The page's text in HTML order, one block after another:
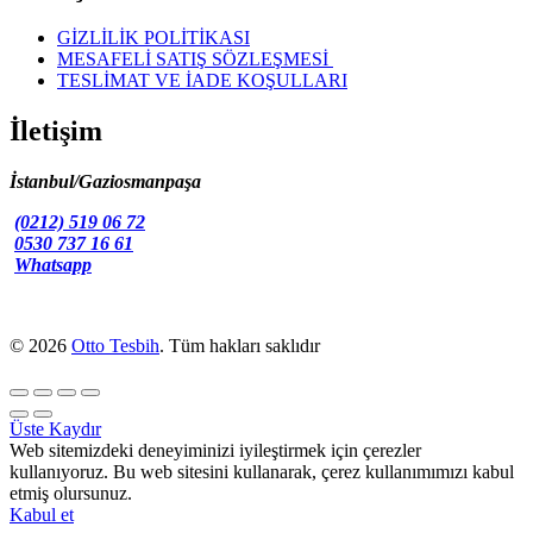
GİZLİLİK POLİTİKASI
MESAFELİ SATIŞ SÖZLEŞMESİ
TESLİMAT VE İADE KOŞULLARI
İletişim
İstanbul/Gaziosmanpaşa
(0212) 519 06 72
0530 737 16 61
Whatsapp
© 2026 Otto Tesbih. Tüm hakları saklıdır
Üste Kaydır
Web sitemizdeki deneyiminizi iyileştirmek için çerezler
kullanıyoruz. Bu web sitesini kullanarak, çerez kullanımımızı kabul
etmiş olursunuz.
Kabul et